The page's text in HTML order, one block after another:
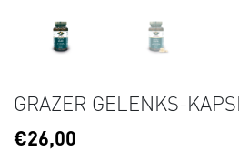
GRAZER GELENKS-
€26,00